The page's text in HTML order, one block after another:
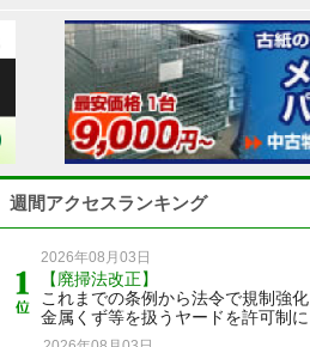
週間アクセスランキング
2026年08月03日
【廃掃法改正】
これまでの条例から法令で規制強化
金属くず等を扱うヤードを許可制に